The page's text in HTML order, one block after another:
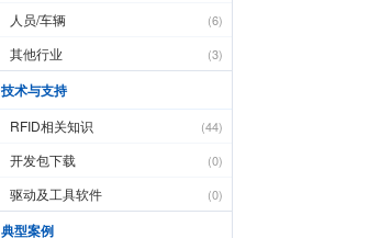
人员/车辆 (6)
其他行业 (3)
技术与支持
RFID相关知识 (44)
开发包下载 (0)
驱动及工具软件 (0)
典型案例